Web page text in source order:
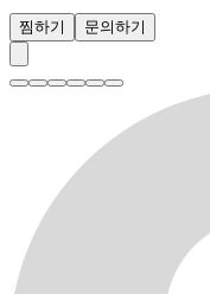
찜하기 문의하기